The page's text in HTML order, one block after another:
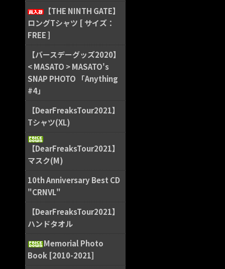
【THE NINTH GATE】
ロングTシャツ [ サイズ：
FREE ]
【バースデーグッズ2020】
< MASATO > MASATO's
SNAP PHOTO 「Anything
#4」
【DearFreaksTour2021】
Tシャツ(XL)
【DearFreaksTour2021】
マスク(M)
10th Anniversary Best CD
"CRNVL"
【DearFreaksTour2021】
ハンドタオル
Memorial Photo
Book [2010-2021]